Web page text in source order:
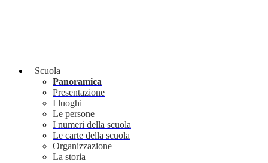
Scuola
Panoramica
Presentazione
I luoghi
Le persone
I numeri della scuola
Le carte della scuola
Organizzazione
La storia